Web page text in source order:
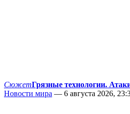
СюжетГрязные технологии.
Новости мира — 6 августа 2026,